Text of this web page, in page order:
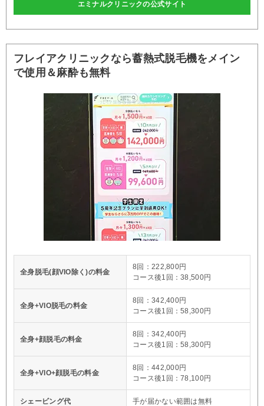
エミナルクリニックの公式サイト
フレイアクリニックなら蓄熱式脱毛機をメイン
で使用＆麻酔も無料
全身脱毛(顔VIO除く)の料金
8回：222,800円
コース後1回：38,500円
全身+VIO脱毛の料金
8回：342,400円
コース後1回：58,300円
全身+顔脱毛の料金
8回：342,400円
コース後1回：58,300円
全身+VIO+顔脱毛の料金
8回：442,000円
コース後1回：78,100円
シェービング代 手が届かない範囲は無料